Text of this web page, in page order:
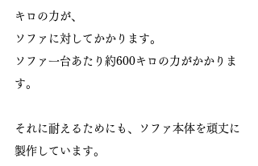
キロの力が、
ソファに対してかかります。
ソファ一台あたり約600キロの力がかかりま
す。
それに耐えるためにも、ソファ本体を頑丈に
製作しています。